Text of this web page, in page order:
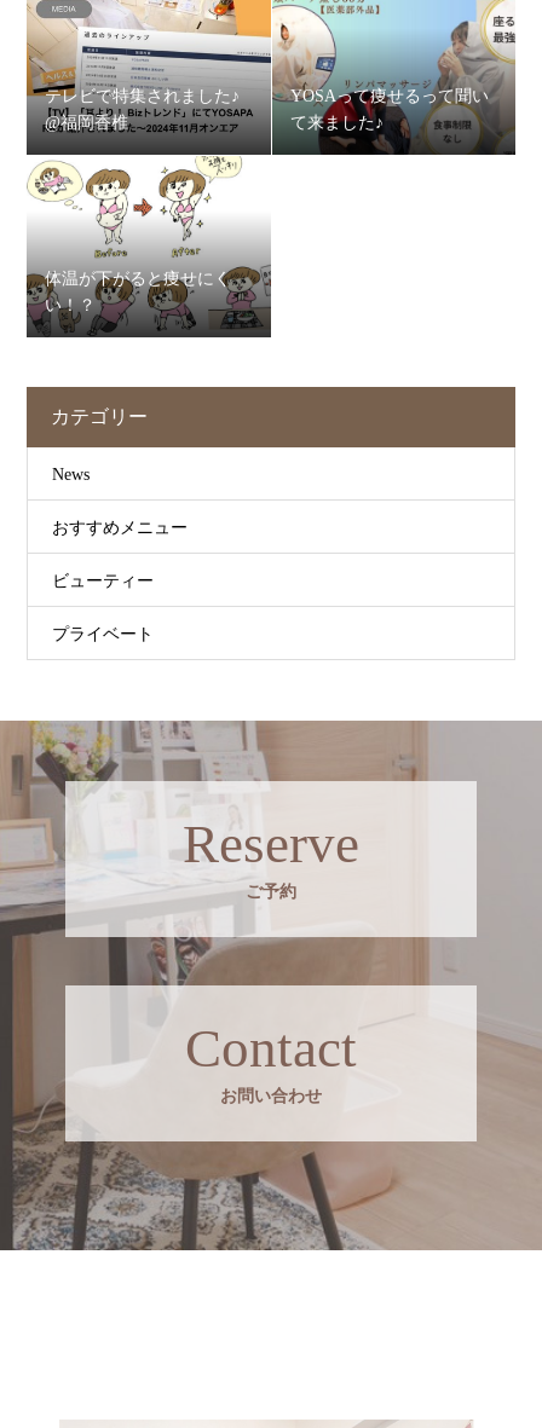
テレビで特集されました♪
@福岡香椎
YOSAって痩せるって聞い
て来ました♪
体温が下がると痩せにく
い！？
カテゴリー
News
おすすめメニュー
ビューティー
プライベート
Reserve
ご予約
Contact
お問い合わせ